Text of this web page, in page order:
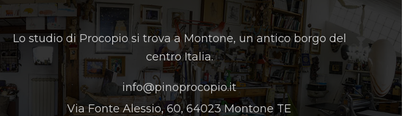
Lo studio di Procopio si trova a Montone, un antico borgo del
centro Italia.
info@pinoprocopio.it
Via Fonte Alessio, 60, 64023 Montone TE